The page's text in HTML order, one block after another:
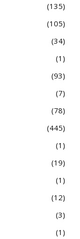
135
105
34
1
93
7
78
445
1
19
1
12
3
1